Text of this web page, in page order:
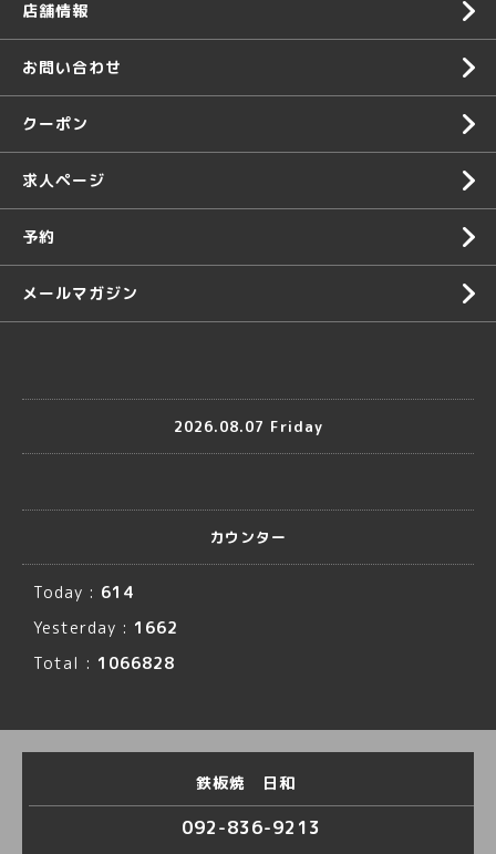
店舗情報
お問い合わせ
クーポン
求人ページ
予約
メールマガジン
2026.08.07 Friday
カウンター
Today : 614
Yesterday : 1662
Total : 1066828
鉄板焼 日和
092-836-9213